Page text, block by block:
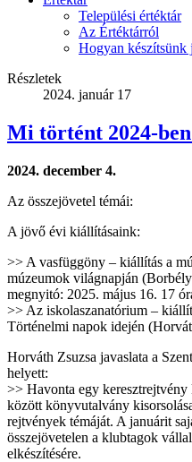
Települési értéktár
Az Értéktárról
Hogyan készítsünk
Részletek
2024. január 17
Mi történt 2024-
2024. december 4.
Az összejövetel témái:
A jövő évi kiállításaink:
>> A vasfüggöny – kiállítás a
múzeumok világnapján
megnyitó: 2025. május 16. 17
>> Az iskolaszanatórium –
Történelmi napok idején
Horváth Zsuzsa javaslata a
helyett:
>> Havonta egy
között könyvutalvány
rejtvények témáját. A januárit
összejövetelen a klubtagok
elkészítésére.